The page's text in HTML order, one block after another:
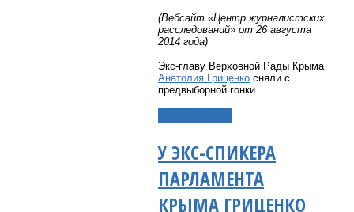
(Вебсайт «Центр журналистских
расследований» от 26 августа
2014 года)
Экс-главу Верховной Рады Крыма
Анатолия Гриценко сняли с
предвыборной гонки.
У ЭКС-СПИКЕРА
ПАРЛАМЕНТА
КРЫМА ГРИЦЕНКО